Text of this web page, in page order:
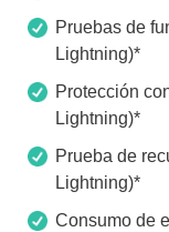
Pruebas de
Lightning)*
Protección
Lightning)*
Prueba de
Lightning)*
Consumo de